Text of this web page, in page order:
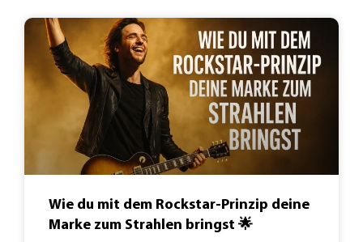
Wie du mit dem Rockstar-Prinzip deine
Marke zum Strahlen bringst 🌟